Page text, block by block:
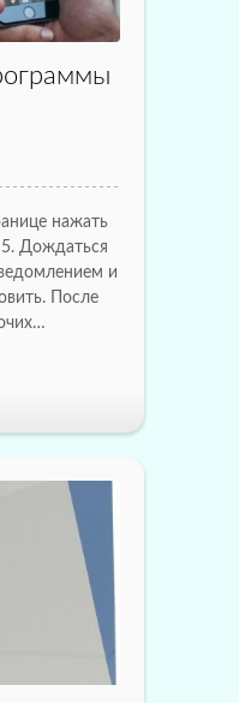
нажать
Дождаться
и
После